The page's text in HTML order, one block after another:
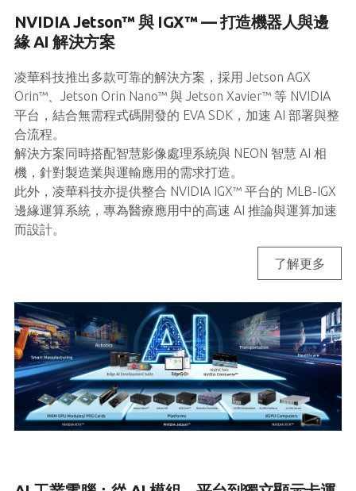
NVIDIA Jetson™ 與 IGX™ — 打造機器人與邊
緣 AI 解決方案
凌華科技推出多款可靠的解決方案，採用 Jetson AGX
Orin™、Jetson Orin Nano™ 與 Jetson Xavier™ 等 NVIDIA
平台，結合無需程式碼開發的 EVA SDK，加速 AI 部署與整
合流程。
解決方案同時搭配智慧影像處理系統與 NEON 智慧 AI 相
機，針對製造業與運輸應用的需求打造。
此外，凌華科技亦提供整合 NVIDIA IGX™ 平台的 MLB-IGX
邊緣運算系統，專為醫療應用中的高速 AI 推論與運算加速
而設計。
了解更多